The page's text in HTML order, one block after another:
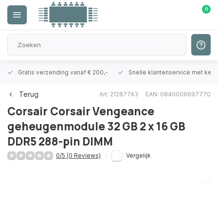
0
Gratis verzending vanaf € 200,- Snelle klantenservice met
Terug Art: 21287743 EAN: 0840006697770
Corsair Corsair Vengeance
geheugenmodule 32 GB 2 x 16 GB
DDR5 288-pin DIMM
0/5 (0 Reviews) Vergelijk